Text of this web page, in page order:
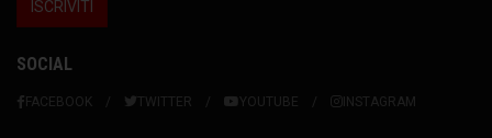
SOCIAL
FACEBOOK TWITTER YOUTUBE INSTAGRAM